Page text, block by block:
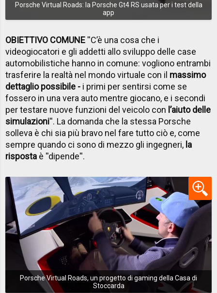
Porsche Virtual Roads: la Porsche Gt4 RS usata per i test della
app
OBIETTIVO COMUNE ''C’è una cosa che i
videogiocatori e gli addetti allo sviluppo delle case
automobilistiche hanno in comune: vogliono entrambi
trasferire la realtà nel mondo virtuale con il massimo
dettaglio possibile - i primi per sentirsi come se
fossero in una vera auto mentre giocano, e i secondi
per testare nuove funzioni del veicolo con l’aiuto delle
simulazioni''. La domanda che la stessa Porsche
solleva è chi sia più bravo nel fare tutto ciò e, come
sempre quando ci sono di mezzo gli ingegneri, la
risposta è ''dipende''.
Porsche Virtual Roads, un progetto di gaming della Casa di
Stoccarda